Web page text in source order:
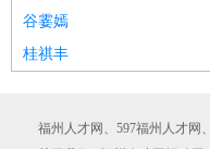
谷霎嫣
桂祺丰
福州人才网、597福州人才网